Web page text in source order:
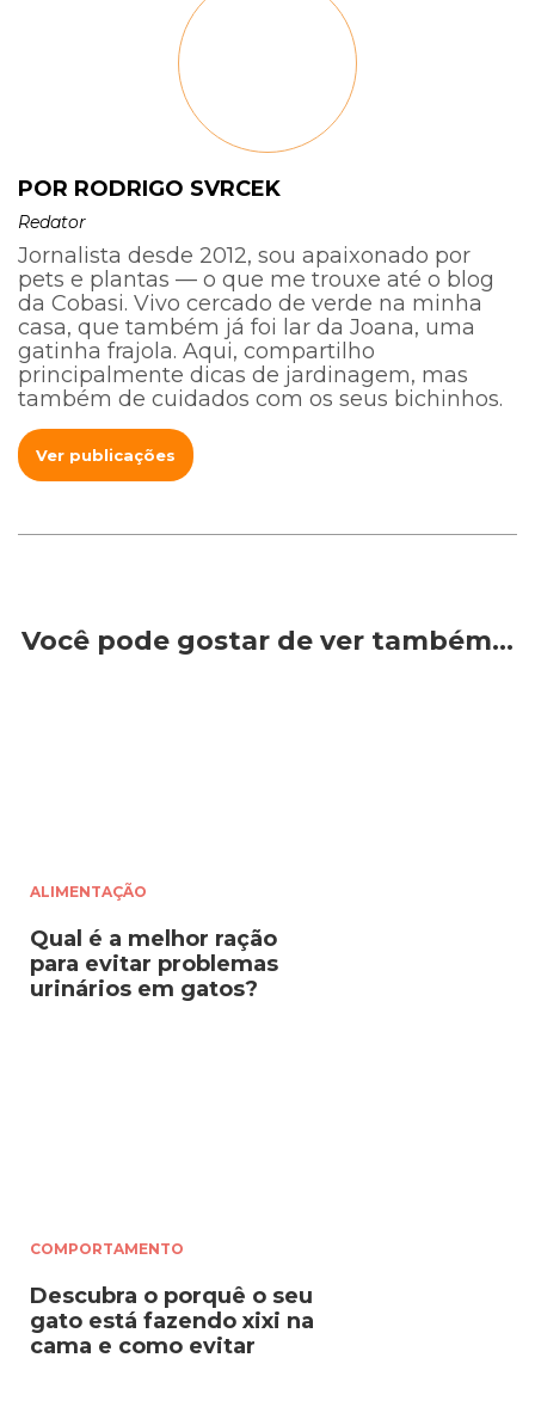
POR RODRIGO SVRCEK
Redator
Jornalista desde 2012, sou apaixonado por
pets e plantas — o que me trouxe até o blog
da Cobasi. Vivo cercado de verde na minha
casa, que também já foi lar da Joana, uma
gatinha frajola. Aqui, compartilho
principalmente dicas de jardinagem, mas
também de cuidados com os seus bichinhos.
Ver publicações
Você pode gostar de ver também…
ALIMENTAÇÃO
Qual é a melhor ração
para evitar problemas
urinários em gatos?
COMPORTAMENTO
Descubra o porquê o seu
gato está fazendo xixi na
cama e como evitar